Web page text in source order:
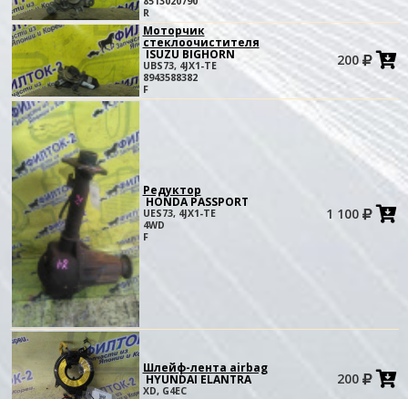
R
Моторчик
стеклоочистителя
ISUZU BIGHORN
UBS73, 4JX1-TE
8943588382
F
200 в
Редуктор
HONDA PASSPORT
UES73, 4JX1-TE
4WD
F
1 100
Шлейф-лента airbag
HYUNDAI ELANTRA
XD, G4EC
200